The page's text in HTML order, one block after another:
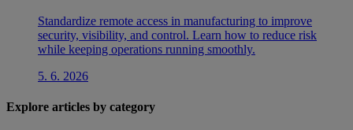
Standardize remote access in manufacturing to improve
security, visibility, and control. Learn how to reduce risk
while keeping operations running smoothly.
5. 6. 2026
Explore articles by category